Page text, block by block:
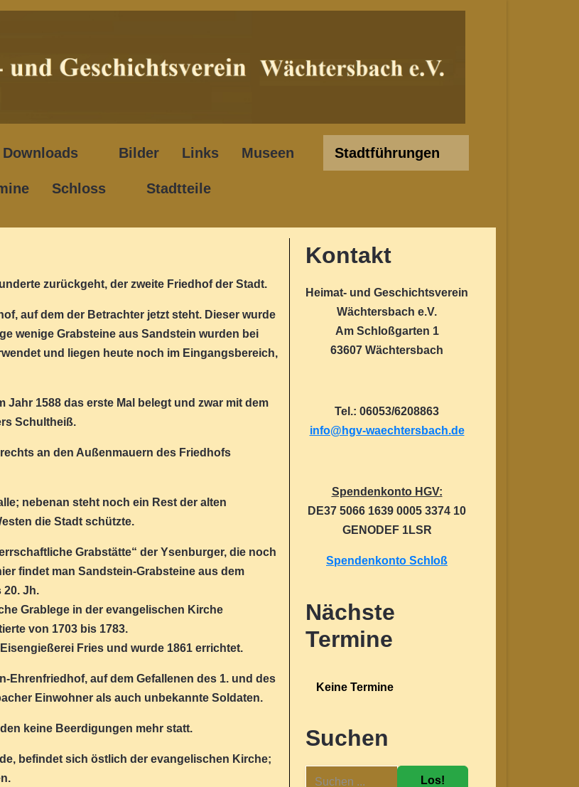
Downloads Bilder Links Museen Stadtführungen
Schloss Stadtteile
zurückgeht, der zweite Friedhof der Stadt.
auf dem der Betrachter jetzt steht. Dieser wurde
wenige Grabsteine aus Sandstein wurden bei
und liegen heute noch im Eingangsbereich,
1588 das erste Mal belegt und zwar mit dem
Schultheiß.
an den Außenmauern des Friedhofs
nebenan steht noch ein Rest der alten
die Stadt schützte.
Grabstätte“ der Ysenburger, die noch
findet man Sandstein-Grabsteine aus dem
20. Jh.
Grablege in der evangelischen Kirche
von 1703 bis 1783.
Fries und wurde 1861 errichtet.
Ehrenfriedhof, auf dem Gefallenen des 1. und des
Einwohner als auch unbekannte Soldaten.
keine Beerdigungen mehr statt.
befindet sich östlich der evangelischen Kirche;
Kontakt
Heimat- und Geschichtsverein
Wächtersbach e.V.
Am Schloßgarten 1
63607 Wächtersbach
Tel.: 06053/6208863
info@hgv-waechtersbach.de
Spendenkonto HGV:
DE37 5066 1639 0005 3374 10
GENODEF 1LSR
Spendenkonto Schloß
Nächste
Termine
Keine Termine
Suchen
Los!